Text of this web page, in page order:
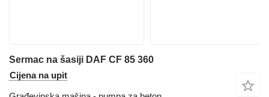
Sermac na šasiji DAF CF 85 360
Cijena na upit